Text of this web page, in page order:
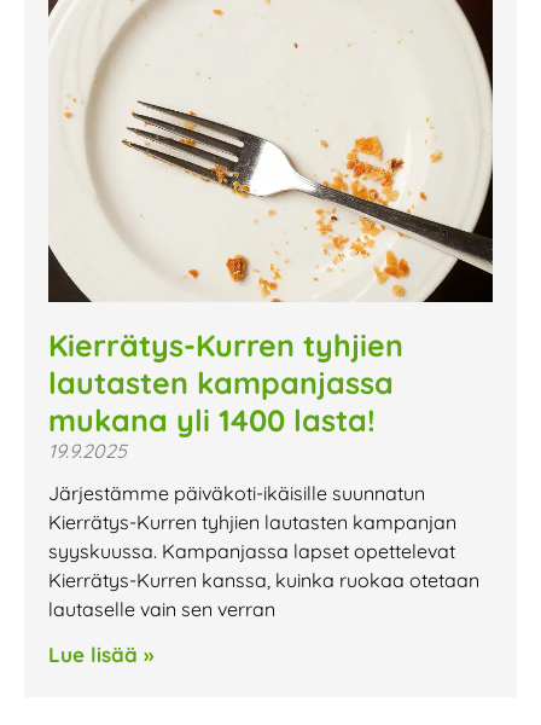
Kierrätys-Kurren tyhjien
lautasten kampanjassa
mukana yli 1400 lasta!
19.9.2025
Järjestämme päiväkoti-ikäisille suunnatun
Kierrätys-Kurren tyhjien lautasten kampanjan
syyskuussa. Kampanjassa lapset opettelevat
Kierrätys-Kurren kanssa, kuinka ruokaa otetaan
lautaselle vain sen verran
Lue lisää »